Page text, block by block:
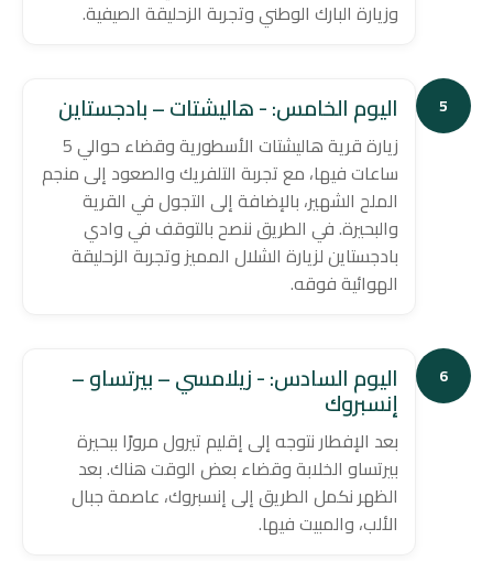
وزيارة البارك الوطني وتجربة الزحليقة الصيفية.
5 اليوم الخامس: - هاليشتات – بادجستاين
زيارة قرية هاليشتات الأسطورية وقضاء حوالي 5
ساعات فيها، مع تجربة التلفريك والصعود إلى منجم
الملح الشهير، بالإضافة إلى التجول في القرية
والبحيرة. في الطريق ننصح بالتوقف في وادي
بادجستاين لزيارة الشلال المميز وتجربة الزحليقة
الهوائية فوقه.
6 اليوم السادس: - زيلامسي – بيرتساو –
إنسبروك
بعد الإفطار نتوجه إلى إقليم تيرول مرورًا ببحيرة
بيرتساو الخلابة وقضاء بعض الوقت هناك. بعد
الظهر نكمل الطريق إلى إنسبروك، عاصمة جبال
الألب، والمبيت فيها.